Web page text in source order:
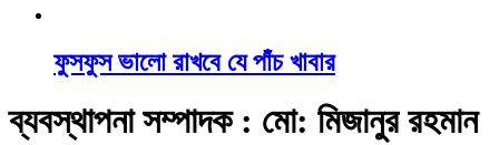
ফুসফুস ভালো রাখবে যে পাঁচ খাবার
ব্যবস্থাপনা সম্পাদক : মো: মিজানুর রহমান